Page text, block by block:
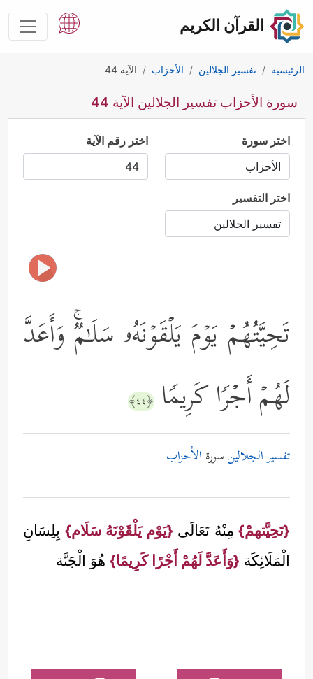
القرآن الكريم
الرئيسية تفسير الجلالين الأحزاب الآية 44
سورة الأحزاب تفسير الجلالين الآية 44
اختر سورة اختر رقم الآية
اختر التفسير
تَحِیَّتُهُمۡ یَوۡمَ یَلۡقَوۡنَهُۥ سَلَـٰمࣱۚ وَأَعَدَّ
لَهُمۡ أَجۡرࣰا كَرِیمࣰا ﴿٤٤﴾
تفسير الجلالينسورة الأحزاب
{تَحِيَّتهمْ} مِنْهُ تَعَالَى {يَوْم يَلْقَوْنَهُ سَلَام} بِلِسَانِ
الْمَلَائِكَة {وَأَعَدَّ لَهُمْ أَجْرًا كَرِيمًا} هُوَ الْجَنَّة